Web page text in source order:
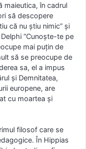
maieutica, în cadrul
să descopere
că nu știu nimic” și
”Cunoște-te pe
mai puțin de
să se preocupe de
sa, el a impus
și Demnitatea,
europene, are
cu moartea și
filosof care se
În Hippias